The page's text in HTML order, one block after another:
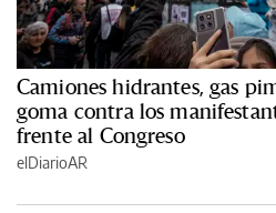
Camiones hidrantes, gas
goma contra los
frente al Congreso
elDiarioAR